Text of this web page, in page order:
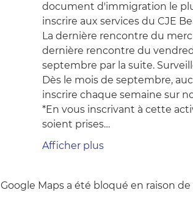
document d'immigration le
inscrire aux services du CJE
La dernière rencontre du
dernière rencontre du
septembre par la suite.
Dès le mois de septembre,
inscrire chaque semaine sur
*En vous inscrivant à cette
soient prises…
Afficher plus
Google Maps a été bloqué en raison